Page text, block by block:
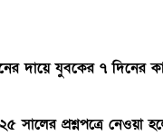
দায়ে যুবকের ৭ দিনের
সালের প্রশ্নপত্রে নেওয়া